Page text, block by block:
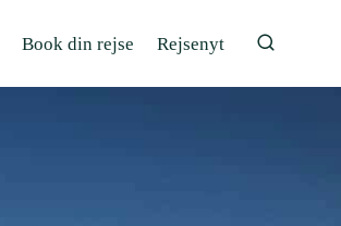
Book din rejse Rejsenyt